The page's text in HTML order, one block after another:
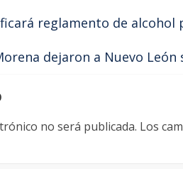
reglamento de alcohol
dejaron a Nuevo
no será publicada. Los